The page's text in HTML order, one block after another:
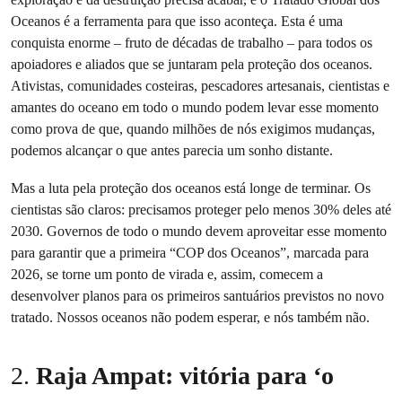
Oceanos é a ferramenta para que isso aconteça. Esta é uma
conquista enorme – fruto de décadas de trabalho – para todos os
apoiadores e aliados que se juntaram pela proteção dos oceanos.
Ativistas, comunidades costeiras, pescadores artesanais, cientistas e
amantes do oceano em todo o mundo podem levar esse momento
como prova de que, quando milhões de nós exigimos mudanças,
podemos alcançar o que antes parecia um sonho distante.
Mas a luta pela proteção dos oceanos está longe de terminar. Os
cientistas são claros: precisamos proteger pelo menos 30% deles até
2030. Governos de todo o mundo devem aproveitar esse momento
para garantir que a primeira “COP dos Oceanos”, marcada para
2026, se torne um ponto de virada e, assim, comecem a
desenvolver planos para os primeiros santuários previstos no novo
tratado. Nossos oceanos não podem esperar, e nós também não.
2. Raja Ampat: vitória para ‘o